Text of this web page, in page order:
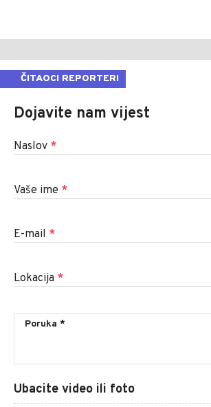
ČITAOCI REPORTERI
Dojavite nam vijest
Naslov *
Vaše ime *
E-mail *
Lokacija *
Ubacite video ili foto